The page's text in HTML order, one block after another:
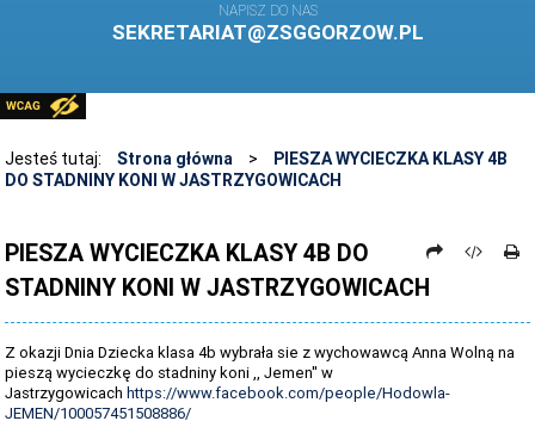
NAPISZ DO NAS
SEKRETARIAT@ZSGGORZOW.PL
PLIKI DO POBRANIA
LINKI
STOSOWANIE TECHNOLOGII TIK - TABLICA INTERAKTYWNA
DANE OSOBOWE
Jesteś tutaj: Strona główna >
PIESZA WYCIECZKA KLASY 4B
DO STADNINY KONI W JASTRZYGOWICACH
PIESZA WYCIECZKA KLASY 4B DO
STADNINY KONI W JASTRZYGOWICACH
Z okazji Dnia Dziecka klasa 4b wybrała sie z wychowawcą Anna Wolną na
pieszą wycieczkę do stadniny koni ,, Jemen'' w
Jastrzygowicachhttps://www.facebook.com/people/Hodowla-
JEMEN/100057451508886/